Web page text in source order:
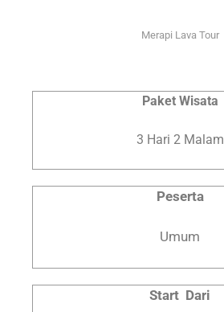
Merapi Lava Tour
Paket Wisata
3 Hari 2 Malam
Peserta
Umum
Start Dari